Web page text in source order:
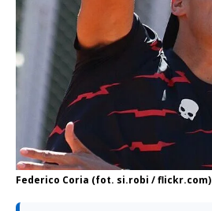
Federico Coria (fot. si.robi / flickr.com)